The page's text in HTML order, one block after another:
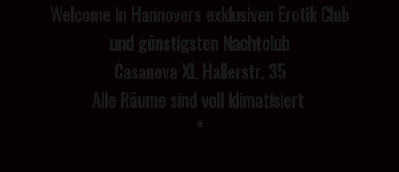
Welcome in Hannovers exklusiven Erotik Club
und günstigsten Nachtclub
Casanova XL Hallerstr. 35
Alle Räume sind voll klimatisiert
*